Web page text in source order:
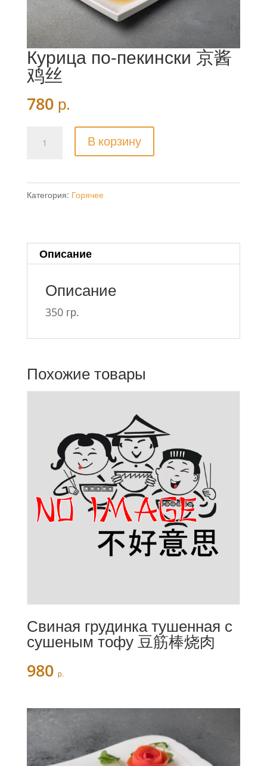
Курица по-пекински 京酱
鸡丝
780 р.
товара
по-
пекински
丝
В корзину
Категория: Горячее
Описание
Описание
350 гр.
Похожие товары
Свиная грудинка тушенная с
сушеным тофу 豆筋棒烧肉
980 р.